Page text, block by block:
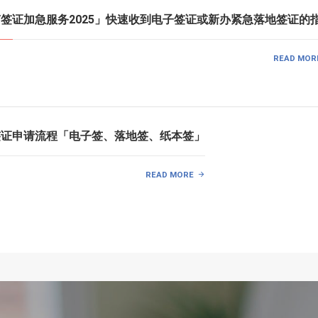
证加急服务2025」快速收到电子签证或新办紧急落地签证的
READ
申请流程「电子签、落地签、纸本签」
READ MORE